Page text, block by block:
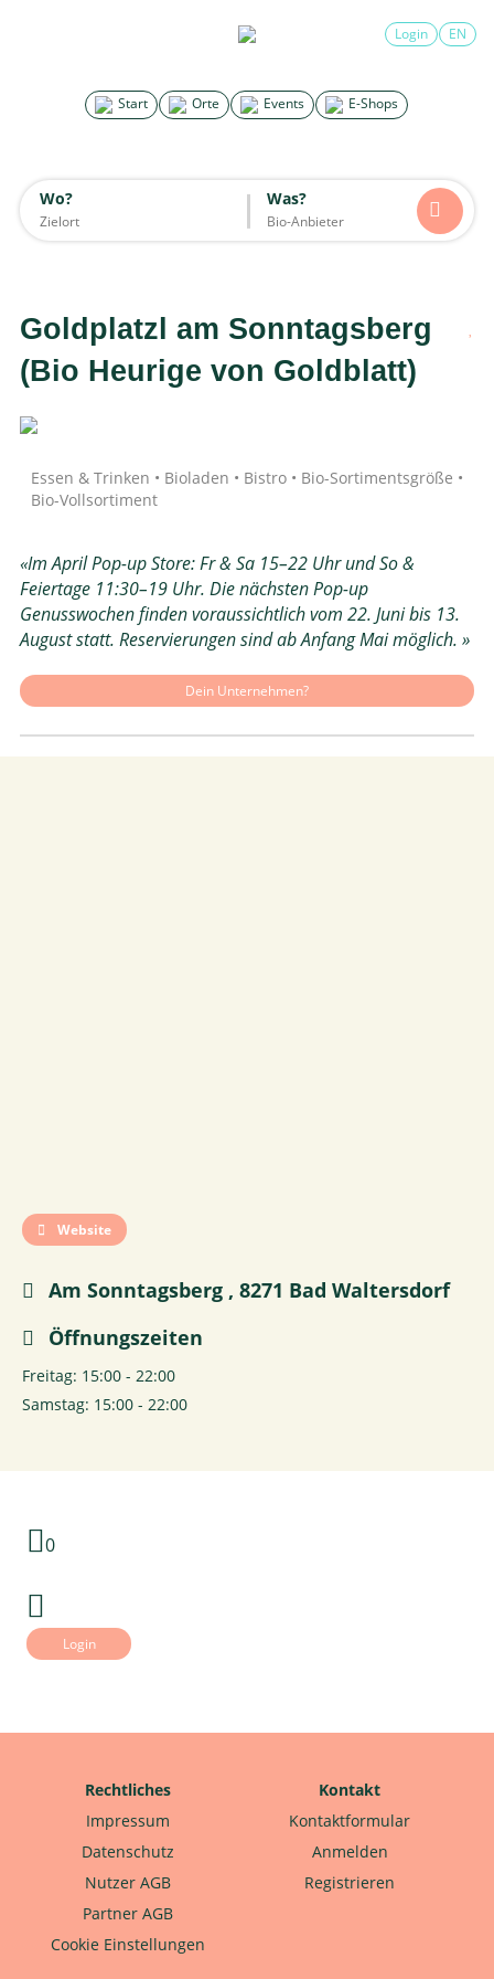
Start Orte Events E-Shops
Login EN
Wo? Was?
×
Alle Essen & Trinken Unterkünfte Mode
Wohnen
Daten werden geladen
Goldplatzl am Sonntagsberg
(Bio Heurige von Goldblatt)
Essen & Trinken • Bioladen • Bistro • Bio-Sortimentsgröße •
Bio-Vollsortiment
«Im April Pop-up Store: Fr & Sa 15–22 Uhr und So &
Feiertage 11:30–19 Uhr. Die nächsten Pop-up
Genusswochen finden voraussichtlich vom 22. Juni bis 13.
August statt. Reservierungen sind ab Anfang Mai möglich. »
Dein Unternehmen?
Website
Am Sonntagsberg , 8271 Bad Waltersdorf
Öffnungszeiten
Freitag: 15:00 - 22:00
Samstag: 15:00 - 22:00
0
Login
Rechtliches
Impressum
Datenschutz
Nutzer AGB
Partner AGB
Cookie Einstellungen
Kontakt
Kontaktformular
Anmelden
Registrieren